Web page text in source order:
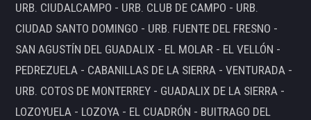
URB. CIUDALCAMPO - URB. CLUB DE CAMPO - URB.
CIUDAD SANTO DOMINGO - URB. FUENTE DEL FRESNO -
SAN AGUSTÍN DEL GUADALIX - EL MOLAR - EL VELLÓN -
PEDREZUELA - CABANILLAS DE LA SIERRA - VENTURADA -
URB. COTOS DE MONTERREY - GUADALIX DE LA SIERRA -
LOZOYUELA - LOZOYA - EL CUADRÓN - BUITRAGO DEL